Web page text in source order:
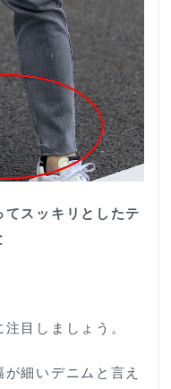
スッキリとしたテ
目しましょう。
細いデニムと言え